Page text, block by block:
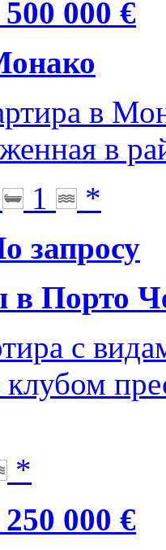
000 €
в
в
1
*
запросу
в Порто
с
*
000 €